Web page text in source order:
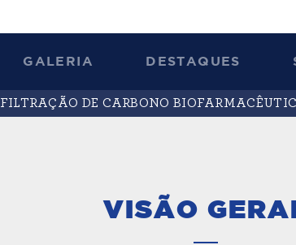
GALERIA DESTAQUES
FILTRAÇÃO DE CARBONO
VISÃO